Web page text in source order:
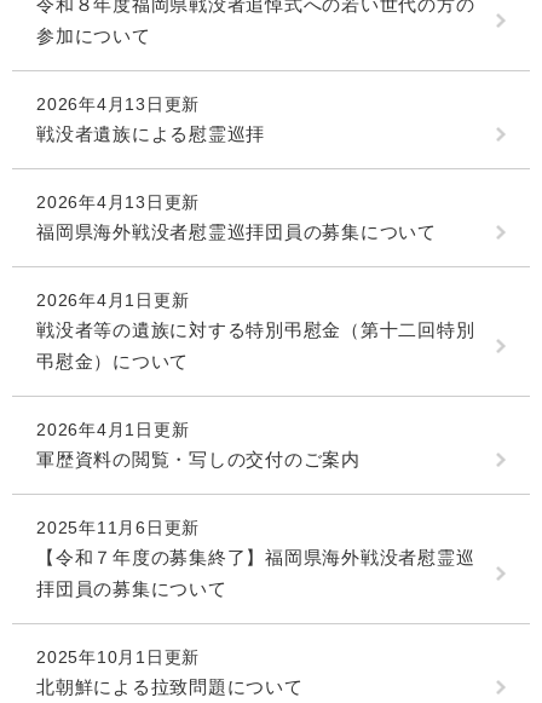
令和８年度福岡県戦没者追悼式への若い世代の方の
参加について
2026年4月13日更新
戦没者遺族による慰霊巡拝
2026年4月13日更新
福岡県海外戦没者慰霊巡拝団員の募集について
2026年4月1日更新
戦没者等の遺族に対する特別弔慰金（第十二回特別
弔慰金）について
2026年4月1日更新
軍歴資料の閲覧・写しの交付のご案内
2025年11月6日更新
【令和７年度の募集終了】福岡県海外戦没者慰霊巡
拝団員の募集について
2025年10月1日更新
北朝鮮による拉致問題について